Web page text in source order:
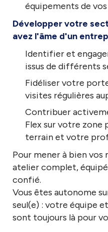
équipements de
Développer votre
avez l'âme d'un
Identifier et
issus de différents
Fidéliser votre
visites régulières
Contribuer
Flex sur votre zone
terrain et votre
Pour mener à bien vos
atelier complet,
confié.
Vous êtes autonome
seul(e) : votre équipe
sont toujours là pour